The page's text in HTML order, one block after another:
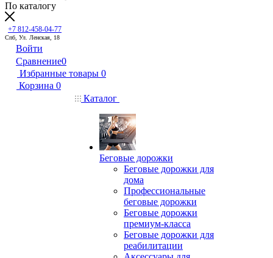
По каталогу
+7 812-458-04-77
Спб, Ул. Ленская, 18
Войти
Сравнение0
Избранные товары 0
Корзина 0
Каталог
Беговые дорожки
Беговые дорожки для
дома
Профессиональные
беговые дорожки
Беговые дорожки
премиум-класса
Беговые дорожки для
реабилитации